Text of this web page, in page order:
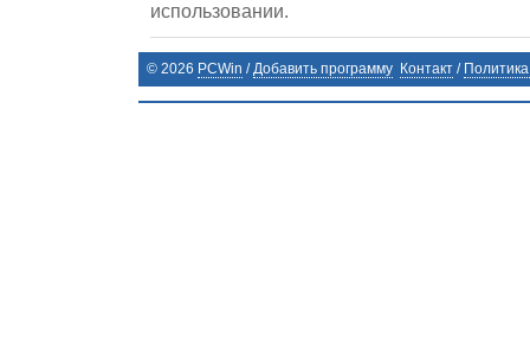
использовании.
© 2026 PCWin /Добавить программу Контакт /